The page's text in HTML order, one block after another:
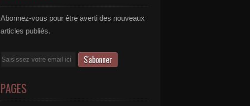
Abonnez-vous pour être averti des nouveaux
articles publiés.
Email
PAGES